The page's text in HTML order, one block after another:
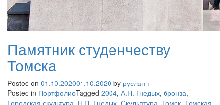
Памятник студенчеству
Томска
Posted on 01.10.202001.10.2020 by руслан т
Posted in ПортфолиоTagged 2004, А.Н. Гнедых, бронза,
Городская скультура, Н.П. Гнедых, Скульптура, Томск, Томская